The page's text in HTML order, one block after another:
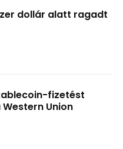
dollár alatt ragadt
fizetést
Union